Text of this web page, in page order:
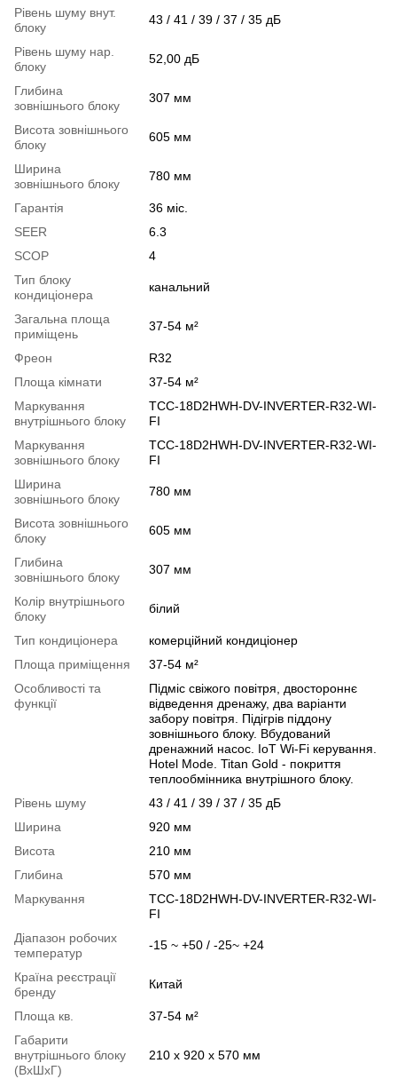
Рівень шуму внут.
блоку
43 / 41 / 39 / 37 / 35 дБ
Рівень шуму нар.
блоку
52,00 дБ
Глибина
зовнішнього блоку
307 мм
Висота зовнішнього
блоку
605 мм
Ширина
зовнішнього блоку
780 мм
Гарантія
36 міс.
SEER
6.3
SCOP
4
Тип блоку
кондиціонера
канальний
Загальна площа
приміщень
37-54 м²
Фреон
R32
Площа кімнати
37-54 м²
Маркування
внутрішнього блоку
TCC-18D2HWH-DV-INVERTER-R32-WI-
FI
Маркування
зовнішнього блоку
TCC-18D2HWH-DV-INVERTER-R32-WI-
FI
Ширина
зовнішнього блоку
780 мм
Висота зовнішнього
блоку
605 мм
Глибина
зовнішнього блоку
307 мм
Колір внутрішнього
блоку
білий
Тип кондиціонера
комерційний кондиціонер
Площа приміщення
37-54 м²
Особливості та
функції
Підміс свіжого повітря, двостороннє
відведення дренажу, два варіанти
забору повітря. Підігрів піддону
зовнішнього блоку. Вбудований
дренажний насос. IoT Wi-Fi керування.
Hotel Mode. Titan Gold - покриття
теплообмінника внутрішного блоку.
Рівень шуму
43 / 41 / 39 / 37 / 35 дБ
Ширина
920 мм
Висота
210 мм
Глибина
570 мм
Маркування
TCC-18D2HWH-DV-INVERTER-R32-WI-
FI
Діапазон робочих
температур
-15 ~ +50 / -25~ +24
Країна реєстрації
бренду
Китай
Площа кв.
37-54 м²
Габарити
внутрішнього блоку
(ВхШхГ)
210 x 920 x 570 мм